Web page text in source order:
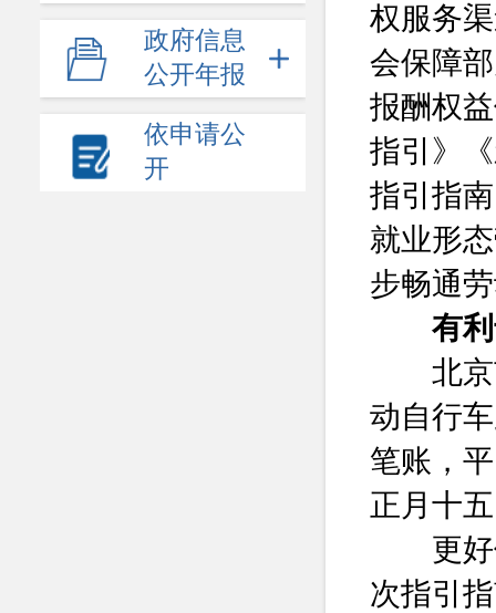
政府信息
公开年报
依申请公
开
权服务
会保障
报酬权
指引》
指引指
就业形
步畅通
有
北京市
动自行
笔账，
正月十
更好保
次指引